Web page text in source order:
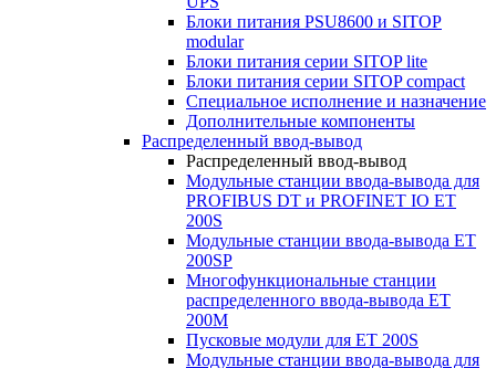
Блоки питания PSU8600 и SITOP
modular
Блоки питания серии SITOP lite
Блоки питания серии SITOP compact
Специальное исполнение и назначение
Дополнительные компоненты
Распределенный ввод-вывод
Распределенный ввод-вывод
Модульные станции ввода-вывода для
PROFIBUS DT и PROFINET IO ET
200S
Модульные станции ввода-вывода ET
200SP
Многофункциональные станции
распределенного ввода-вывода ET
200M
Пусковые модули для ET 200S
Модульные станции ввода-вывода для